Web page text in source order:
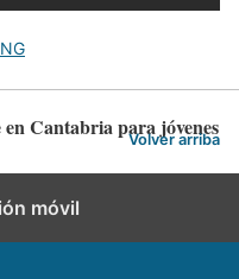
Cantabria para jóvenes
Volver arriba
móvil